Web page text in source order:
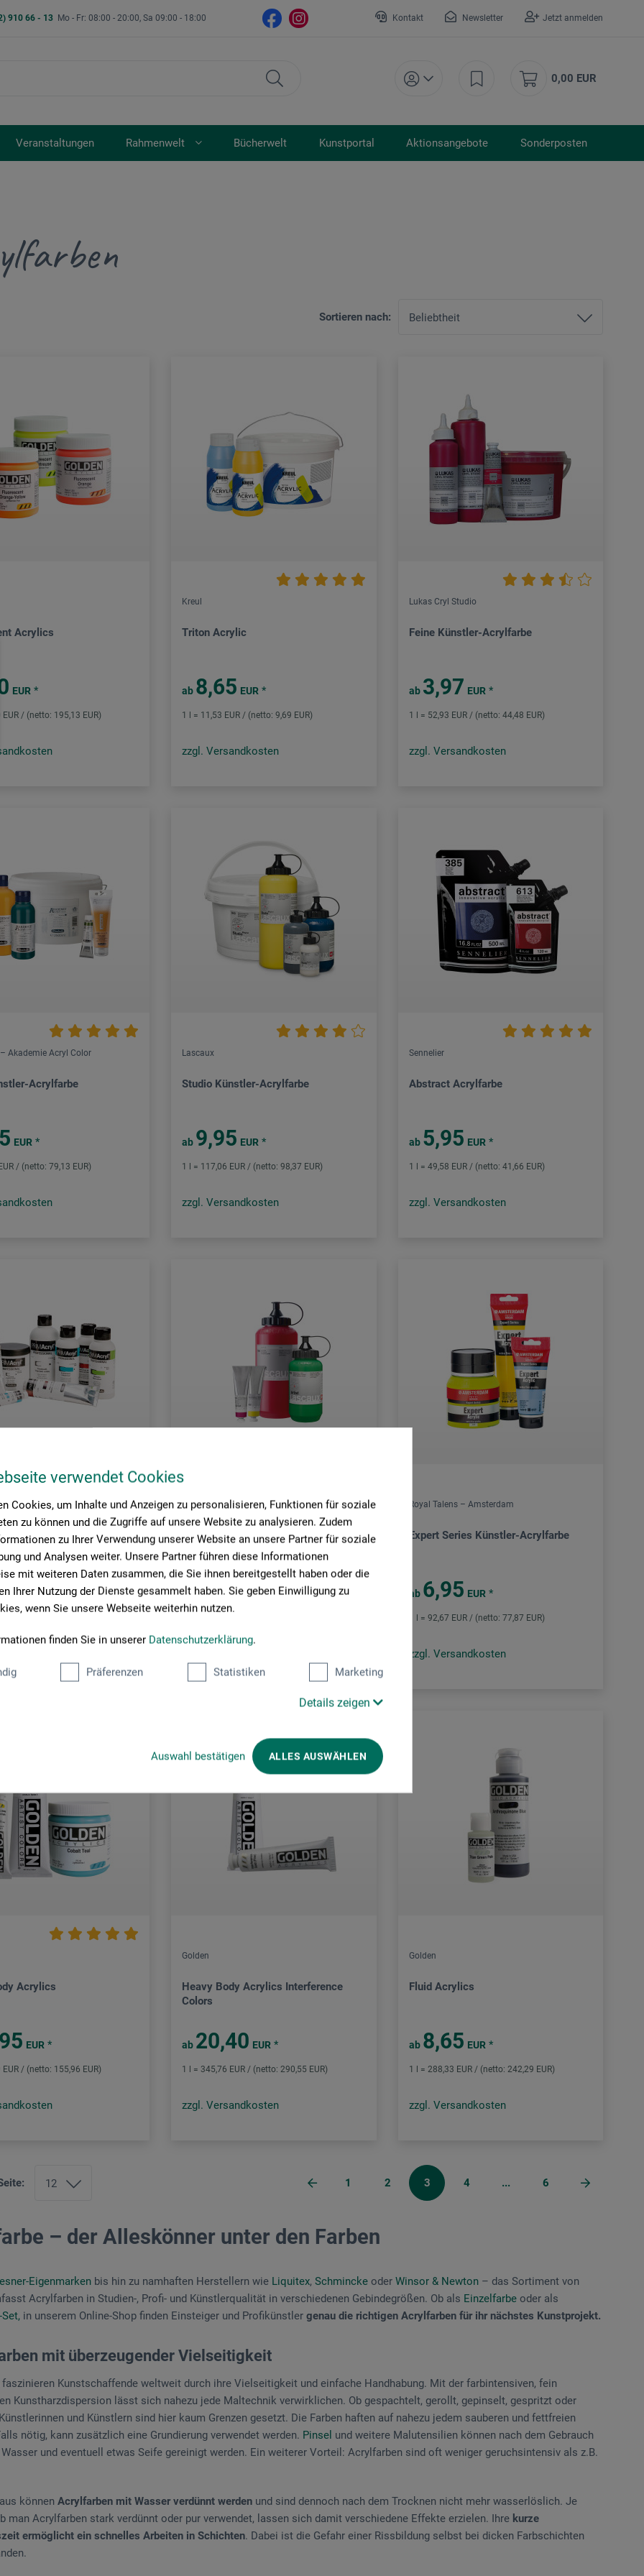
verwendet Cookies
Cookies, um Inhalte und Anzeigen zu personalisieren, Funktionen für soziale
zu können und die Zugriffe auf unsere Website zu analysieren. Zudem
zu Ihrer Verwendung unserer Website an unsere Partner für soziale
und Analysen weiter. Unsere Partner führen diese Informationen
mit weiteren Daten zusammen, die Sie ihnen bereitgestellt haben oder die
Ihrer Nutzung der Dienste gesammelt haben. Sie geben Einwilligung zu
wenn Sie unsere Webseite weiterhin nutzen.
finden Sie in unserer Datenschutzerklärung.
Präferenzen Statistiken Marketing
Details zeigen
Auswahl bestätigen ALLES AUSWÄHLEN
910 66 - 13 Mo - Fr: 08:00 - 20:00, Sa 09:00 - 18:00 Kontakt Newsletter Jetzt anmelden
0,00 EUR
Veranstaltungen Rahmenwelt Bücherwelt Kunstportal Aktionsangebote Sonderposten
Sortieren nach:
Acrylics
EUR *
/ (netto: 195,13 EUR)
Kreul
Triton Acrylic
ab 8,65 EUR *
1 l = 11,53 EUR / (netto: 9,69 EUR)
zzgl. Versandkosten
Lukas Cryl Studio
Feine Künstler-Acrylfarbe
ab 3,97 EUR *
1 l = 52,93 EUR / (netto: 44,48 EUR)
zzgl. Versandkosten
Akademie Acryl Color
Acrylfarbe
EUR *
/ (netto: 79,13 EUR)
Lascaux
Studio Künstler-Acrylfarbe
ab 9,95 EUR *
1 l = 117,06 EUR / (netto: 98,37 EUR)
zzgl. Versandkosten
Sennelier
Abstract Acrylfarbe
ab 5,95 EUR *
1 l = 49,58 EUR / (netto: 41,66 EUR)
zzgl. Versandkosten
Professional Feinste
EUR *
Lascaux
Artist Künstler-Acrylfarbe
ab11,15 EUR *
Royal Talens – Amsterdam
Expert Series Künstler-Acrylfarbe
ab 6,95 EUR *
1 l = 92,67 EUR / (netto: 77,87 EUR)
zzgl. Versandkosten
Acrylics
EUR *
/ (netto: 155,96 EUR)
Golden
Heavy Body Acrylics Interference
Colors
ab 20,40 EUR *
1 l = 345,76 EUR / (netto: 290,55 EUR)
zzgl. Versandkosten
Golden
Fluid Acrylics
ab 8,65 EUR *
1 l = 288,33 EUR / (netto: 242,29 EUR)
zzgl. Versandkosten
1 2 3 4 ... 6
– der Alleskönner unter den Farben
Eigenmarken bis hin zu namhaften Herstellern wie Liquitex, Schmincke oder Winsor & Newton – das Sortiment von
Acrylfarben in Studien-, Profi- und Künstlerqualität in verschiedenen Gebindegrößen. Ob als Einzelfarbe oder als
in unserem Online-Shop finden Einsteiger und Profikünstler genau die richtigen Acrylfarben für ihr nächstes Kunstprojekt.
mit überzeugender Vielseitigkeit
Kunstschaffende weltweit durch ihre Vielseitigkeit und einfache Handhabung. Mit der farbintensiven, fein
Kunstharzdispersion lässt sich nahezu jede Maltechnik verwirklichen. Ob gespachtelt, gerollt, gepinselt, gespritzt oder
und Künstlern sind hier kaum Grenzen gesetzt. Die Farben haften auf nahezu jedem sauberen und fettfreien
nötig, kann zusätzlich eine Grundierung verwendet werden. Pinsel und weitere Malutensilien können nach dem Gebrauch
und eventuell etwas Seife gereinigt werden. Ein weiterer Vorteil: Acrylfarben sind oft weniger geruchsintensiv als z.B.
können Acrylfarben mit Wasser verdünnt werden und sind dennoch nach dem Trocknen nicht mehr wasserlöslich. Je
man Acrylfarben stark verdünnt oder pur verwendet, lassen sich damit verschiedene Effekte erzielen. Ihre kurze
ermöglicht ein schnelles Arbeiten in Schichten. Dabei ist die Gefahr einer Rissbildung selbst bei dicken Farbschichten